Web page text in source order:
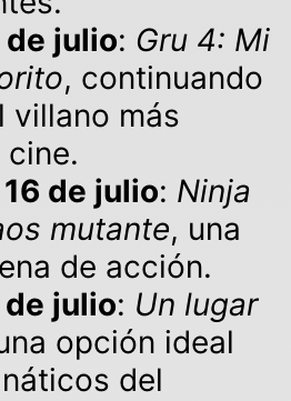
julio: Gru 4: Mi
, continuando
villano más
cine.
de julio: Ninja
mutante, una
de acción.
de julio: Un lugar
opción ideal
del